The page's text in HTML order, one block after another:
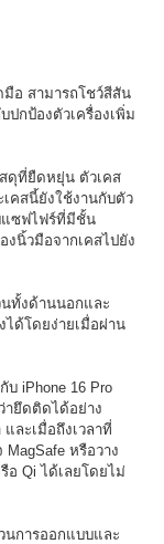
มือ สามารถโชว์สีสัน
ปกป้องตัวเครื่องเพิ่ม
ดุที่ยืดหยุ่น ตัวเคส
คสนี้ยังใช้งานกับตัว
แซฟไฟร์ที่มีชั้น
นิ้วมือจากเคสไปยัง
ทั้งด้านนอกและ
ได้โดยง่ายเมื่อผ่าน
iPhone 16 Pro
ายึดติดได้อย่าง
ละเมื่อถึงเวลาที่
หรือวาง
อ Qi ได้เลยโดยไม่
นการออกแบบและ